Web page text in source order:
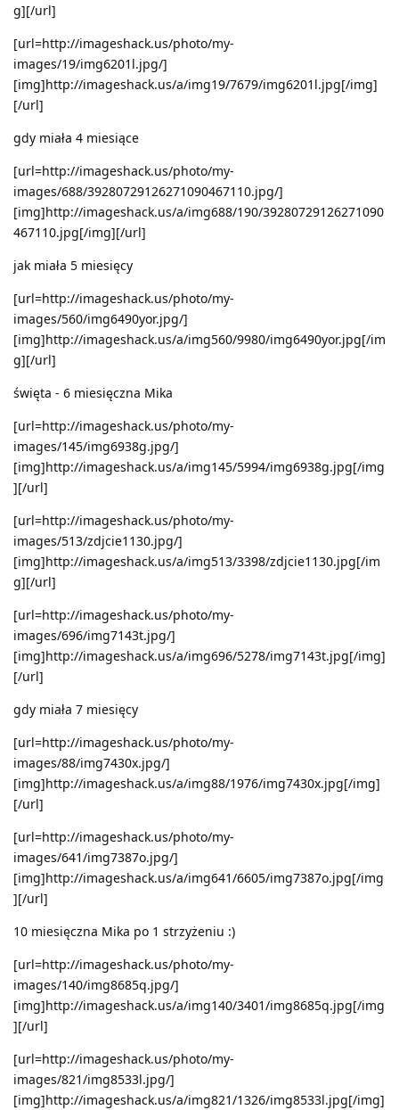
g][/url]
[url=http://imageshack.us/photo/my-
images/19/img6201l.jpg/]
[img]http://imageshack.us/a/img19/7679/img6201l.jpg[/img]
[/url]
gdy miała 4 miesiące
[url=http://imageshack.us/photo/my-
images/688/39280729126271090467110.jpg/]
[img]http://imageshack.us/a/img688/190/39280729126271090
467110.jpg[/img][/url]
jak miała 5 miesięcy
[url=http://imageshack.us/photo/my-
images/560/img6490yor.jpg/]
[img]http://imageshack.us/a/img560/9980/img6490yor.jpg[/im
g][/url]
święta - 6 miesięczna Mika
[url=http://imageshack.us/photo/my-
images/145/img6938g.jpg/]
[img]http://imageshack.us/a/img145/5994/img6938g.jpg[/img
][/url]
[url=http://imageshack.us/photo/my-
images/513/zdjcie1130.jpg/]
[img]http://imageshack.us/a/img513/3398/zdjcie1130.jpg[/im
g][/url]
[url=http://imageshack.us/photo/my-
images/696/img7143t.jpg/]
[img]http://imageshack.us/a/img696/5278/img7143t.jpg[/img]
[/url]
gdy miała 7 miesięcy
[url=http://imageshack.us/photo/my-
images/88/img7430x.jpg/]
[img]http://imageshack.us/a/img88/1976/img7430x.jpg[/img]
[/url]
[url=http://imageshack.us/photo/my-
images/641/img7387o.jpg/]
[img]http://imageshack.us/a/img641/6605/img7387o.jpg[/img
][/url]
10 miesięczna Mika po 1 strzyżeniu :)
[url=http://imageshack.us/photo/my-
images/140/img8685q.jpg/]
[img]http://imageshack.us/a/img140/3401/img8685q.jpg[/img
][/url]
[url=http://imageshack.us/photo/my-
images/821/img8533l.jpg/]
[img]http://imageshack.us/a/img821/1326/img8533l.jpg[/img]